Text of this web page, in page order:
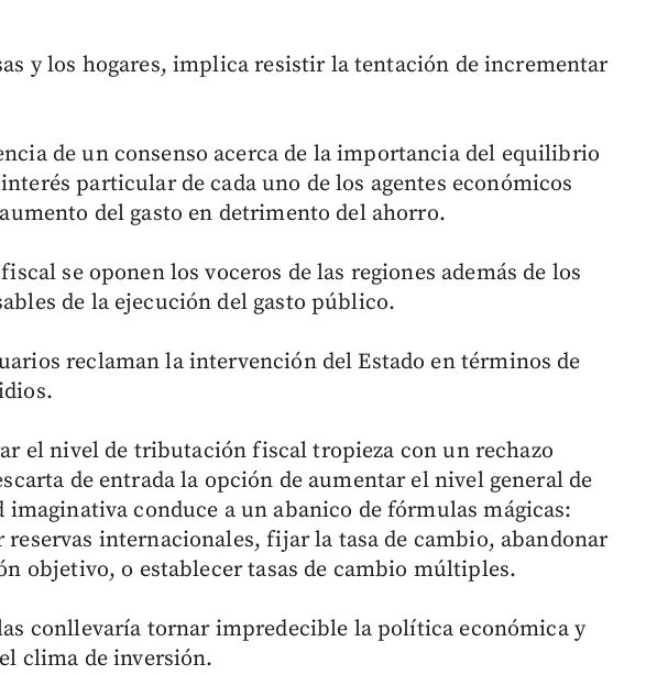
y los hogares, implica resistir la tentación de incrementar
de un consenso acerca de la importancia del equilibrio
particular de cada uno de los agentes económicos
del gasto en detrimento del ahorro.
se oponen los voceros de las regiones además de los
de la ejecución del gasto público.
reclaman la intervención del Estado en términos de
el nivel de tributación fiscal tropieza con un rechazo
de entrada la opción de aumentar el nivel general de
conduce a un abanico de fórmulas mágicas:
internacionales, fijar la tasa de cambio, abandonar
objetivo, o establecer tasas de cambio múltiples.
conllevaría tornar impredecible la política económica y
clima de inversión.